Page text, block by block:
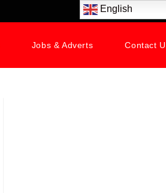
Jobs & Adverts Contact
English